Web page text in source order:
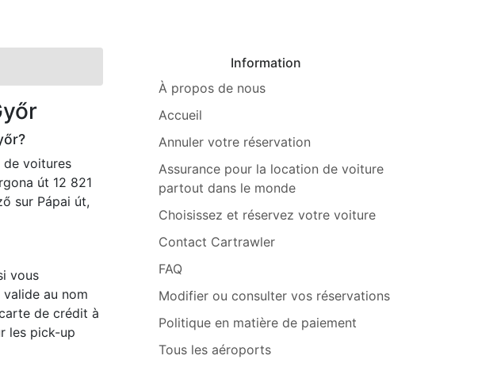
de voitures
út 12 821
sur Pápai út,
vous
au nom
de crédit à
les pick-up
Information
À propos de nous
Accueil
Annuler votre réservation
Assurance pour la location de voiture
partout dans le monde
Choisissez et réservez votre voiture
Contact Cartrawler
FAQ
Modifier ou consulter vos réservations
Politique en matière de paiement
Tous les aéroports